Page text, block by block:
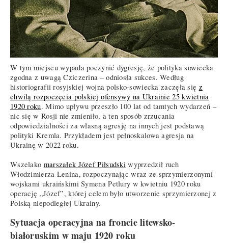
W tym miejscu wypada poczynić dygresję, że polityka sowiecka
zgodna z uwagą Cziczerina – odniosła sukces. Według
historiografii rosyjskiej wojna polsko-sowiecka zaczęła się z
chwilą rozpoczęcia polskiej ofensywy na Ukrainie 25 kwietnia
1920 roku. Mimo upływu przeszło 100 lat od tamtych wydarzeń –
nic się w Rosji nie zmieniło, a ten sposób zrzucania
odpowiedzialności za własną agresję na innych jest podstawą
polityki Kremla. Przykładem jest pełnoskalowa agresja na
Ukrainę w 2022 roku.
Wszelako marszałek Józef Piłsudskiwyprzedził ruch
Włodzimierza Lenina, rozpoczynając wraz ze sprzymierzonymi
wojskami ukraińskimi Symena Petlury w kwietniu 1920 roku
operację „Józef”, której celem było utworzenie sprzymierzonej z
Polską niepodległej Ukrainy.
Sytuacja operacyjna na froncie litewsko-
białoruskim w maju 1920 roku